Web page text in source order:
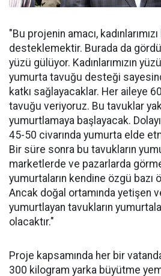
"Bu projenin amacı,
desteklemektir. Burada da
yüzü gülüyor. Kadınlarımızın
yumurta tavuğu desteği
katkı sağlayacaklar. Her aileye
tavuğu veriyoruz. Bu tavuklar
yumurtlamaya başlayacak.
45-50 civarında yumurta elde
Bir süre sonra bu tavukların
marketlerde ve pazarlarda
yumurtaların kendine özgü bazı
Ancak doğal ortamında yetişen
yumurtlayan tavukların
olacaktır."
Proje kapsamında her bir
300 kilogram yarka büyütme